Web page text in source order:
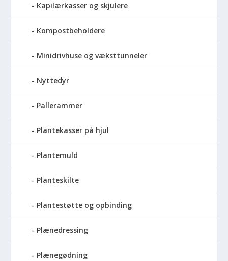
Kapilærkasser og skjulere
Kompostbeholdere
Minidrivhuse og væksttunneler
Nyttedyr
Pallerammer
Plantekasser på hjul
Plantemuld
Planteskilte
Plantestøtte og opbinding
Plænedressing
Plænegødning